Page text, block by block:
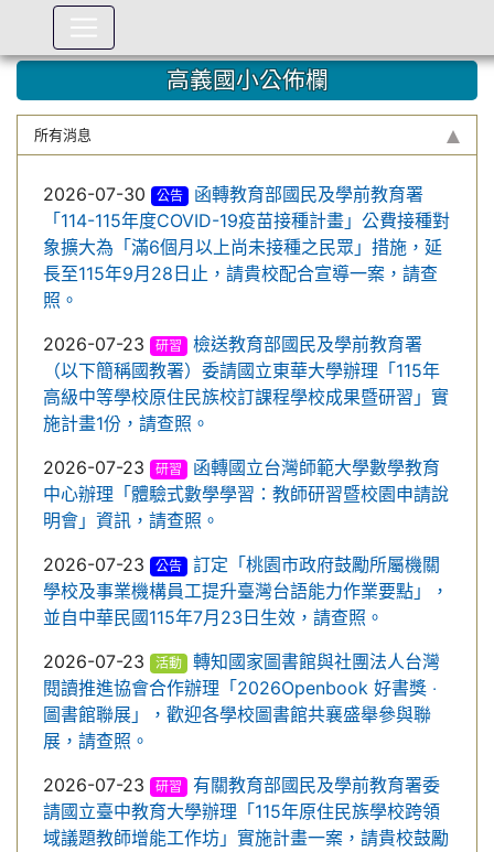
高義國小公佈欄
所有消息
2026-07-30 公告
函轉教育部國民及學前教育署
「114-115年度COVID-19疫苗接種計畫」公費接種對
象擴大為「滿6個月以上尚未接種之民眾」措施，延
長至115年9月28日止，請貴校配合宣導一案，請查
照。
2026-07-23
研習
檢送教育部國民及學前教育署
（以下簡稱國教署）委請國立東華大學辦理「115年
高級中等學校原住民族校訂課程學校成果暨研習」實
施計畫1份，請查照。
2026-07-23
研習
函轉國立台灣師範大學數學教育
中心辦理「體驗式數學學習：教師研習暨校園申請說
明會」資訊，請查照。
2026-07-23
公告
訂定「桃園市政府鼓勵所屬機關
學校及事業機構員工提升臺灣台語能力作業要點」，
並自中華民國115年7月23日生效，請查照。
2026-07-23
活動
轉知國家圖書館與社團法人台灣
閱讀推進協會合作辦理「2026Openbook 好書獎 ‧
圖書館聯展」，歡迎各學校圖書館共襄盛舉參與聯
展，請查照。
2026-07-23
研習
有關教育部國民及學前教育署委
請國立臺中教育大學辦理「115年原住民族學校跨領
域議題教師增能工作坊」實施計畫一案，請貴校鼓勵